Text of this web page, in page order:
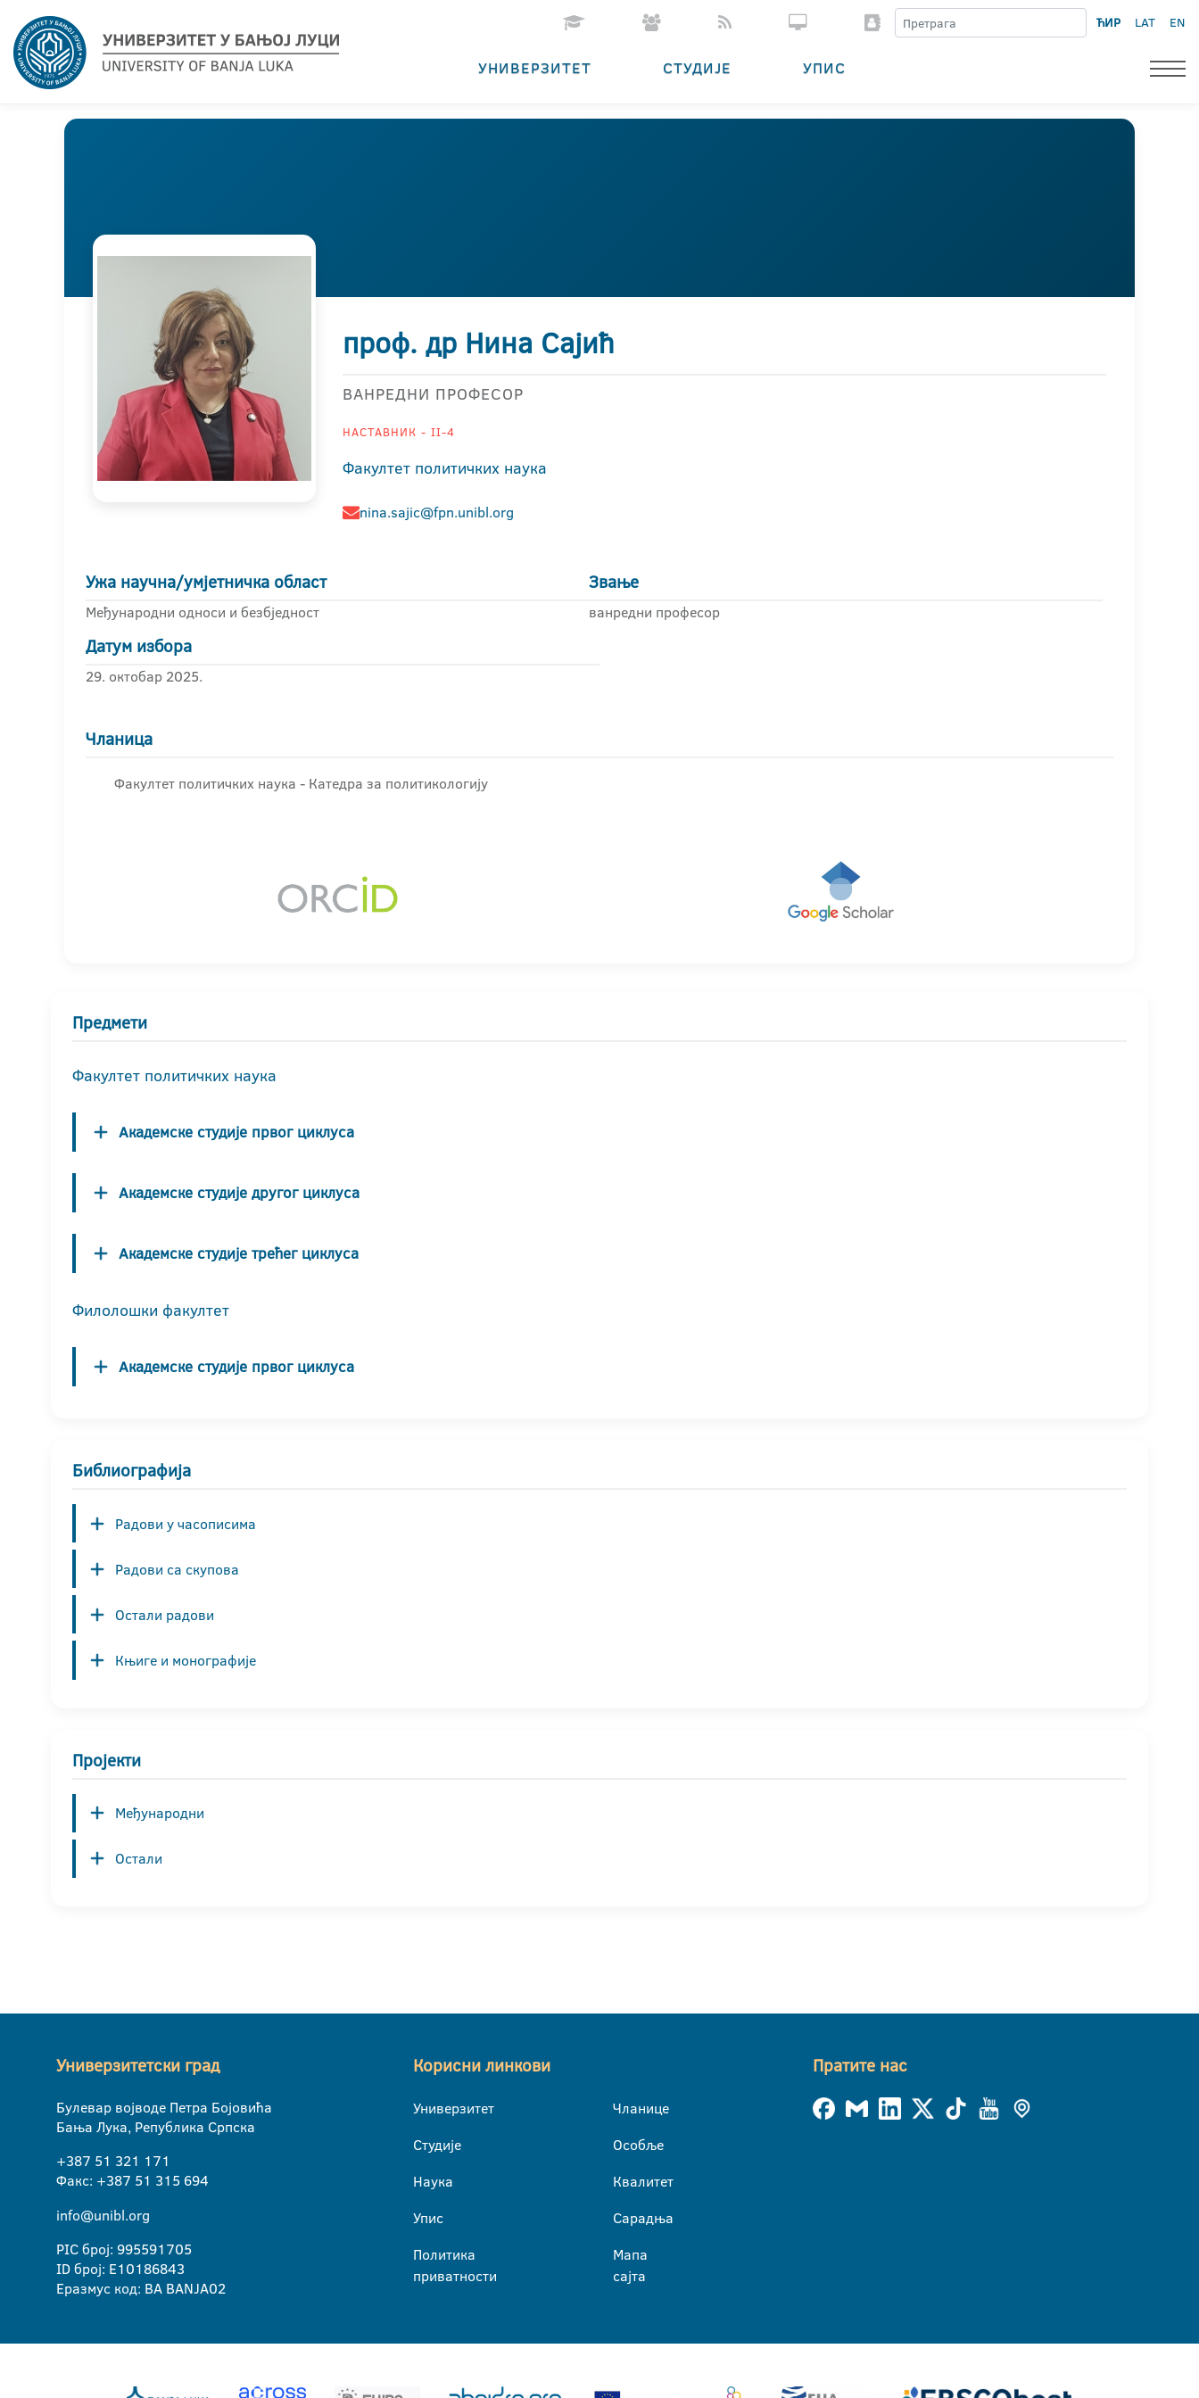
ЋИР LAT EN
УНИВЕРЗИТЕТ СТУДИЈЕ УПИС
проф. др Нина Сајић
ВАНРЕДНИ ПРОФЕСОР
НАСТАВНИК - II-4
Факултет политичких наука
nina.sajic@fpn.unibl.org
Ужа научна/умјетничка област
Међународни односи и безбједност
Звање
ванредни професор
Датум избора
29. октобар 2025.
Чланица
Факултет политичких наука - Катедра за политикологију
Предмети
Факултет политичких наука
Академске студије првог циклуса
Академске студије другог циклуса
Академске студије трећег циклуса
Филолошки факултет
Академске студије првог циклуса
Библиографија
Радови у часописима
Радови са скупова
Остали радови
Књиге и монографије
Пројекти
Међународни
Остали
Универзитетски град
Булевар војводе Петра Бојовића
Бања Лука, Република Српска
+387 51 321 171
Факс: +387 51 315 694
info@unibl.org
PIC број: 995591705
ID број: E10186843
Еразмус код: BA BANJA02
Корисни линкови
Универзитет
Студије
Наука
Упис
Политика
приватности
Чланице
Особље
Квалитет
Сарадња
Мапа
сајта
Пратите нас